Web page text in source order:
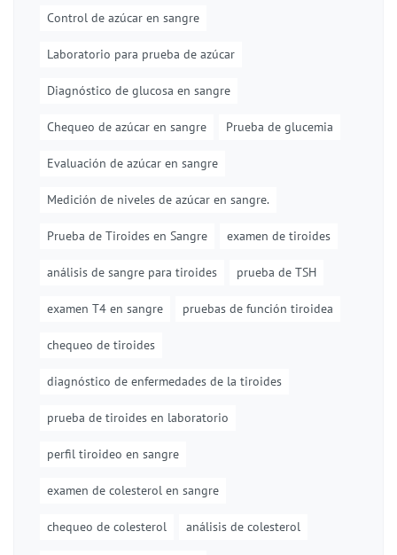
Control de azúcar en sangre
Laboratorio para prueba de azúcar
Diagnóstico de glucosa en sangre
Chequeo de azúcar en sangre Prueba de glucemia
Evaluación de azúcar en sangre
Medición de niveles de azúcar en sangre.
Prueba de Tiroides en Sangre examen de tiroides
análisis de sangre para tiroides prueba de TSH
examen T4 en sangre pruebas de función tiroidea
chequeo de tiroides
diagnóstico de enfermedades de la tiroides
prueba de tiroides en laboratorio
perfil tiroideo en sangre
examen de colesterol en sangre
chequeo de colesterol análisis de colesterol